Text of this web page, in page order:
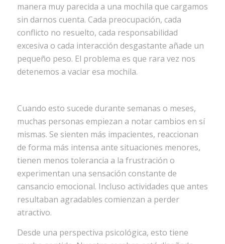
manera muy parecida a una mochila que cargamos
sin darnos cuenta. Cada preocupación, cada
conflicto no resuelto, cada responsabilidad
excesiva o cada interacción desgastante añade un
pequeño peso. El problema es que rara vez nos
detenemos a vaciar esa mochila.
Cuando esto sucede durante semanas o meses,
muchas personas empiezan a notar cambios en sí
mismas. Se sienten más impacientes, reaccionan
de forma más intensa ante situaciones menores,
tienen menos tolerancia a la frustración o
experimentan una sensación constante de
cansancio emocional. Incluso actividades que antes
resultaban agradables comienzan a perder
atractivo.
Desde una perspectiva psicológica, esto tiene